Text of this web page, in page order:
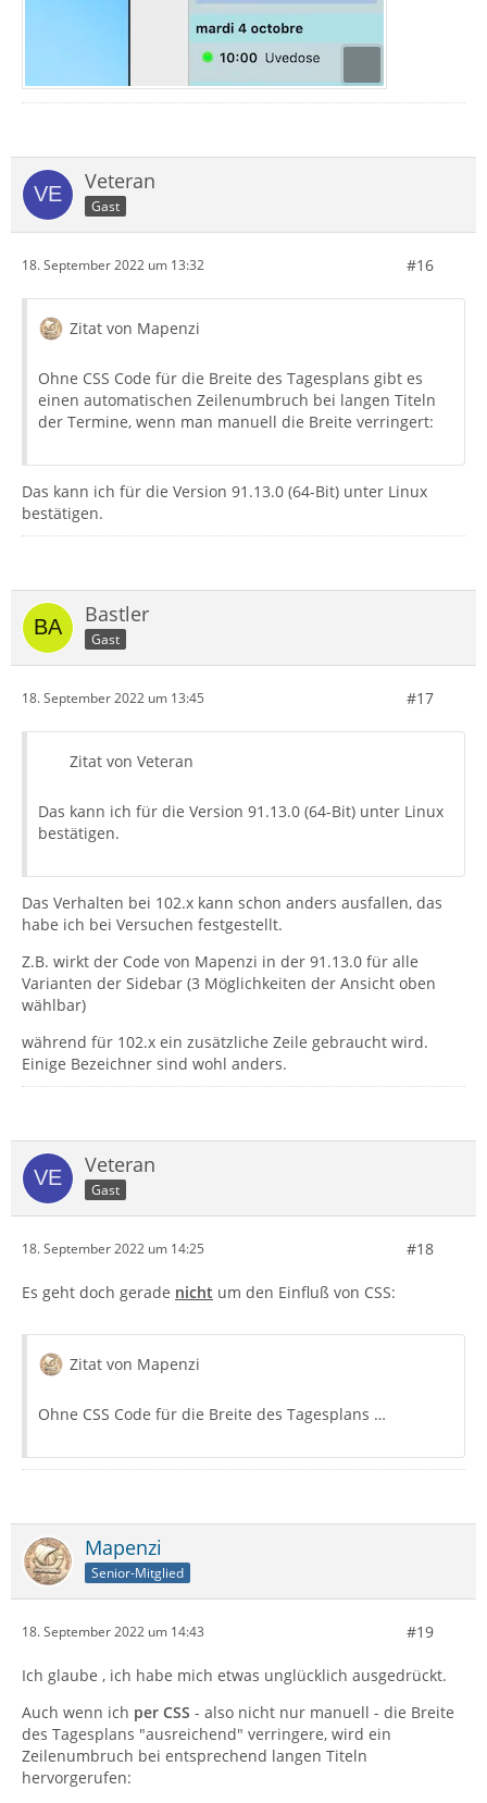
Veteran
Gast
18. September 2022 um 13:32 #16
Zitat von Mapenzi
Ohne CSS Code für die Breite des Tagesplans gibt es
einen automatischen Zeilenumbruch bei langen Titeln
der Termine, wenn man manuell die Breite verringert:
Das kann ich für die Version 91.13.0 (64-Bit) unter Linux
bestätigen.
Bastler
Gast
18. September 2022 um 13:45 #17
Zitat von Veteran
Das kann ich für die Version 91.13.0 (64-Bit) unter Linux
bestätigen.
Das Verhalten bei 102.x kann schon anders ausfallen, das
habe ich bei Versuchen festgestellt.
Z.B. wirkt der Code von Mapenzi in der 91.13.0 für alle
Varianten der Sidebar (3 Möglichkeiten der Ansicht oben
wählbar)
während für 102.x ein zusätzliche Zeile gebraucht wird.
Einige Bezeichner sind wohl anders.
Veteran
Gast
18. September 2022 um 14:25 #18
Es geht doch gerade nicht um den Einfluß von CSS:
Zitat von Mapenzi
Ohne CSS Code für die Breite des Tagesplans …
Mapenzi
Senior-Mitglied
18. September 2022 um 14:43 #19
Ich glaube , ich habe mich etwas unglücklich ausgedrückt.
Auch wenn ich per CSS - also nicht nur manuell - die Breite
des Tagesplans "ausreichend" verringere, wird ein
Zeilenumbruch bei entsprechend langen Titeln
hervorgerufen: